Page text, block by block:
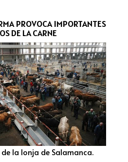
PROVOCA IMPORTANTES
DE LA CARNE
la lonja de Salamanca.